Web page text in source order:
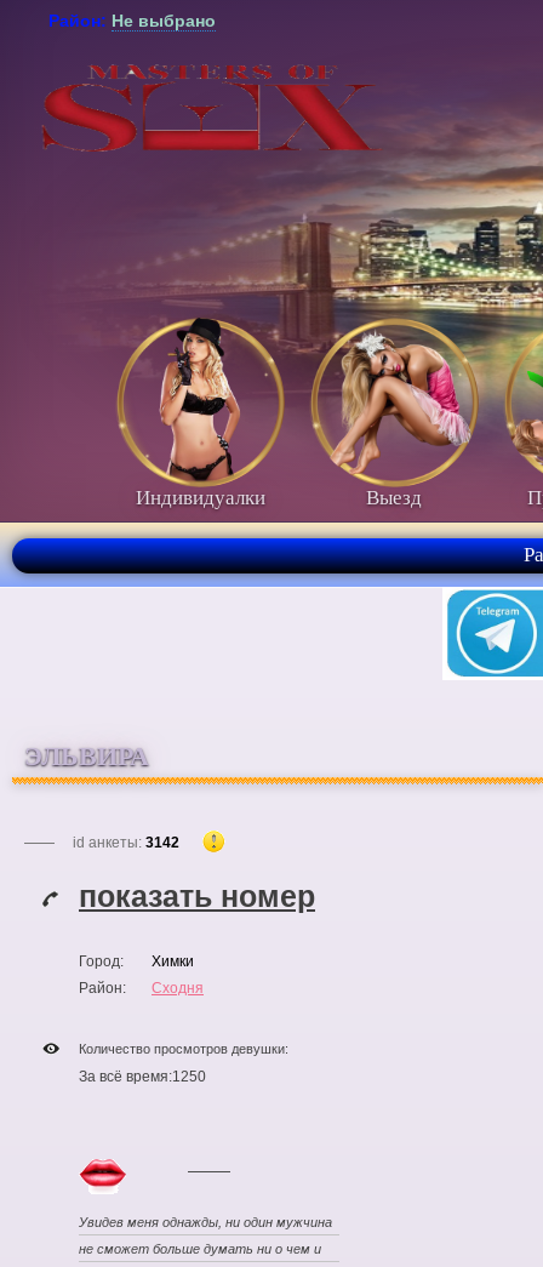
Район: Не выбрано
Индивидуалки Выезд
ЭЛЬВИРА
id анкеты: 3142
показать номер
Город:
Химки
Район:
Сходня
Количество просмотров девушки:
За всё время:1250
Увидев меня однажды, ни один мужчина
не сможет больше думать ни о чем и